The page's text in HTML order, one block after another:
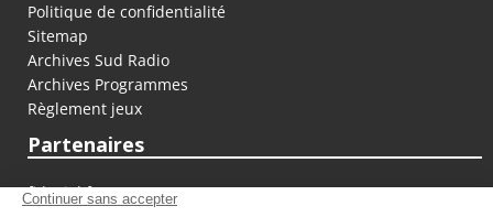
Politique de confidentialité
Sitemap
Archives Sud Radio
Archives Programmes
Règlement jeux
Partenaires
fiducial.fr